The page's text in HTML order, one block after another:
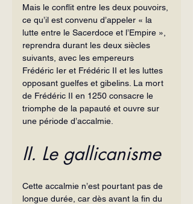
Mais le conflit entre les deux pouvoirs,
ce qu’il est convenu d’appeler « la
lutte entre le Sacerdoce et l’Empire »,
reprendra durant les deux siècles
suivants, avec les empereurs
Frédéric Ier et Frédéric II et les luttes
opposant guelfes et gibelins. La mort
de Frédéric II en 1250 consacre le
triomphe de la papauté et ouvre sur
une période d’accalmie.
II. Le gallicanisme
Cette accalmie n’est pourtant pas de
longue durée, car dès avant la fin du